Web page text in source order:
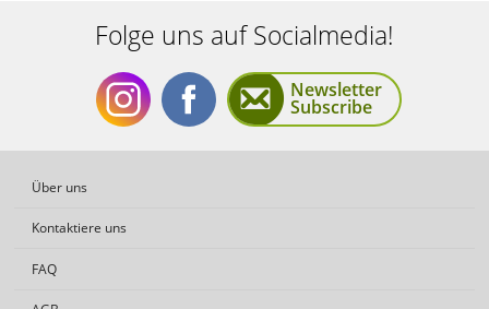
Folge uns auf Socialmedia!
FolgeFolge
Newsletter
Subscribe
Über uns
Kontaktiere uns
FAQ